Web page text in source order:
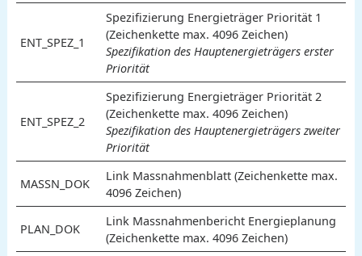
ENT_SPEZ_1
Spezifizierung Energieträger Priorität 1
(Zeichenkette max. 4096 Zeichen)
Spezifikation des Hauptenergieträgers erster
Priorität
ENT_SPEZ_2
Spezifizierung Energieträger Priorität 2
(Zeichenkette max. 4096 Zeichen)
Spezifikation des Hauptenergieträgers zweiter
Priorität
MASSN_DOK
Link Massnahmenblatt (Zeichenkette max.
4096 Zeichen)
PLAN_DOK
Link Massnahmenbericht Energieplanung
(Zeichenkette max. 4096 Zeichen)